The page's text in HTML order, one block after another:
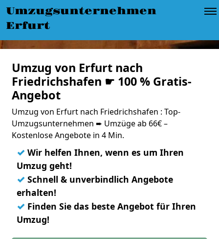
Umzugsunternehmen
Erfurt
Umzug von Erfurt nach
Friedrichshafen ☛ 100 % Gratis-
Angebot
Umzug von Erfurt nach Friedrichshafen : Top-
Umzugsunternehmen ➨ Umzüge ab 66€ –
Kostenlose Angebote in 4 Min.
✓ Wir helfen Ihnen, wenn es um Ihren
Umzug geht!
✓ Schnell & unverbindlich Angebote
erhalten!
✓ Finden Sie das beste Angebot für Ihren
Umzug!